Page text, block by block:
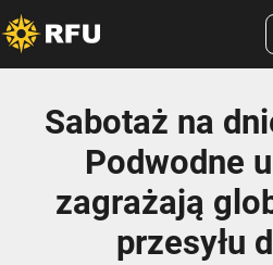
Sabotaż na
Podwodne
zagrażają
przesyłu